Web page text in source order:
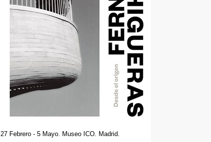
27 Febrero - 5 Mayo. Museo ICO. Madrid.